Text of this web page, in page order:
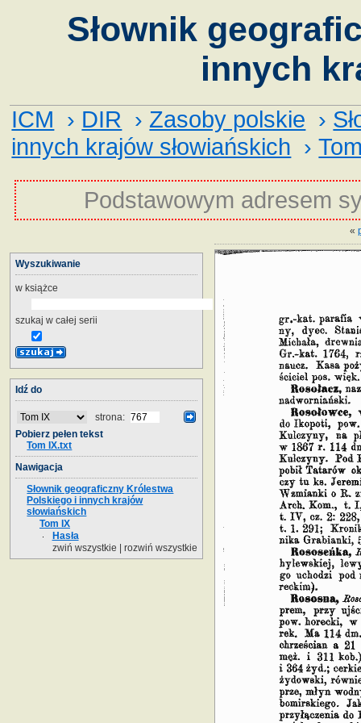
Słownik
innych
ICM › DIR › Zasoby polskie ›
innych krajów słowiańskich ›
Podstawowym adresem
«
Wyszukiwanie
w książce
szukaj w całej serii
Idź do
strona:
Pobierz pełen tekst
Tom IX.txt
Nawigacja
Słownik geograficzny Królestwa
Polskiego i innych krajów
słowiańskich
Tom IX
Hasła
zwiń wszystkie
rozwiń wszystkie